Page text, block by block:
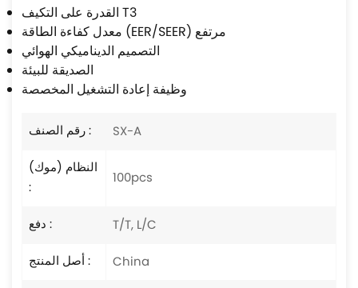
القدرة على التكيف T3
معدل كفاءة الطاقة (EER/SEER) مرتفع
التصميم الديناميكي الهوائي
الصديقة للبيئة
وظيفة إعادة التشغيل المخصصة
رقم الصنف :
SX-A
النظام (موك)
:
100pcs
دفع :
T/T, L/C
أصل المنتج :
China